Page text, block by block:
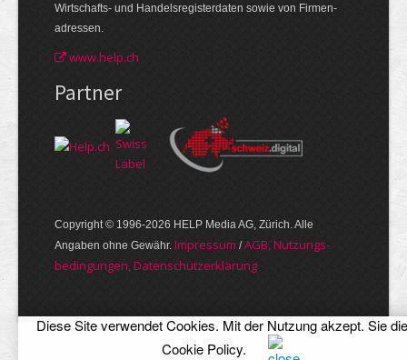
Wirtschafts- und Handelsregisterdaten sowie von Firmen­
adressen.
www.help.ch
Partner
Copyright © 1996-2026 HELP Media AG, Zürich. Alle
Angaben ohne Gewähr. Im­pres­sum /AGB, Nut­zungs­
bedin­gungen, Daten­schutz­er­klärung
Diese Site verwendet Cookies. Mit der Nutzung akzept. Sie die
Cookie Policy.